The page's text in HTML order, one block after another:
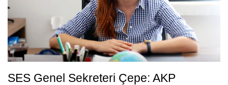
SES Genel Sekreteri Çepe: AKP